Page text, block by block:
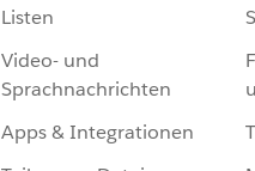
Listen
Video- und
Sprachnachrichten
Apps & Integrationen